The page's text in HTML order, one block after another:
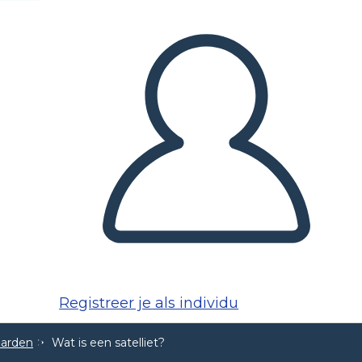
Registreer je als individu
Wat is een satelliet?